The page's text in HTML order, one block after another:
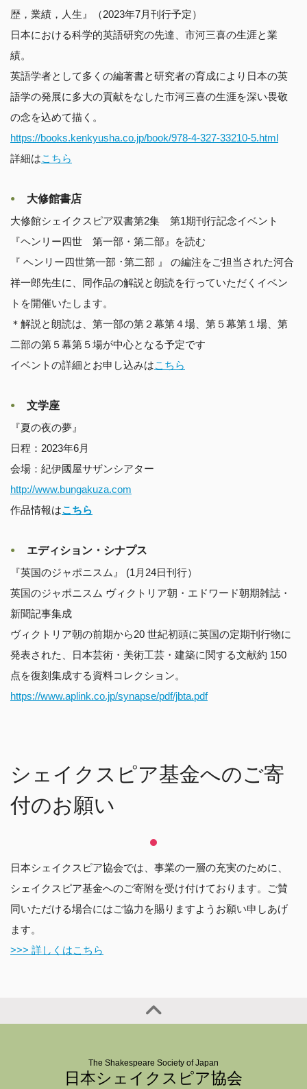
歴，業績，人生』（2023年7月刊行予定）
日本における科学的英語研究の先達、市河三喜の生涯と業
績。
英語学者として多くの編著書と研究者の育成により日本の英
語学の発展に多大の貢献をなした市河三喜の生涯を深い畏敬
の念を込めて描く。
https://books.kenkyusha.co.jp/book/978-4-327-33210-5.html
詳細はこちら
大修館書店
大修館シェイクスピア双書第2集 第1期刊行記念イベント
『ヘンリー四世 第一部・第二部』を読む
『 ヘンリー四世第一部 ･第二部 』 の編注をご担当された河合
祥一郎先生に、同作品の解説と朗読を行っていただくイベン
トを開催いたします。
＊解説と朗読は、第一部の第２幕第４場、第５幕第１場、第
二部の第５幕第５場が中心となる予定です
イベントの詳細とお申し込みはこちら
文学座
『夏の夜の夢』
日程：2023年6月
会場：紀伊國屋サザンシアター
http://www.bungakuza.com
作品情報はこちら
エディション・シナプス
『英国のジャポニスム』 (1月24日刊行）
英国のジャポニスム ヴィクトリア朝・エドワード朝期雑誌・
新聞記事集成
ヴィクトリア朝の前期から20 世紀初頭に英国の定期刊行物に
発表された、日本芸術・美術工芸・建築に関する文献約 150
点を復刻集成する資料コレクション。
https://www.aplink.co.jp/synapse/pdf/jbta.pdf
シェイクスピア基金へのご寄
付のお願い
日本シェイクスピア協会では、事業の一層の充実のために、
シェイクスピア基金へのご寄附を受け付けております。ご賛
同いただける場合にはご協力を賜りますようお願い申しあげ
ます。
>>> 詳しくはこちら
The Shakespeare Society of Japan
日本シェイクスピア協会